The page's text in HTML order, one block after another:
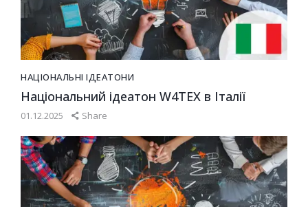
НАЦІОНАЛЬНІ ІДЕАТОНИ
Національний ідеатон W4TEX в Італії
01.12.2025 Share